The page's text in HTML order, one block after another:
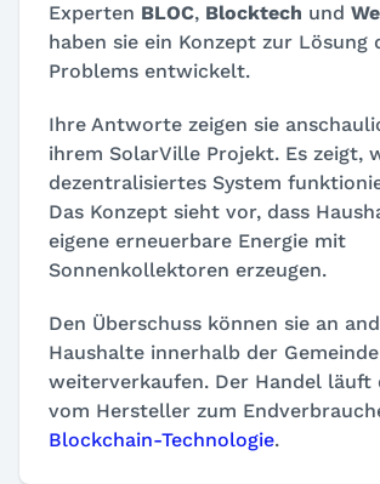
Experten BLOC, Blocktech und
haben sie ein Konzept zur Lösung
Problems entwickelt.
Ihre Antworte zeigen sie
ihrem SolarVille Projekt. Es zeigt,
dezentralisiertes System
Das Konzept sieht vor, dass
eigene erneuerbare Energie mit
Sonnenkollektoren erzeugen.
Den Überschuss können sie an
Haushalte innerhalb der Gemeinde
weiterverkaufen. Der Handel läuft
vom Hersteller zum
Blockchain-Technologie.